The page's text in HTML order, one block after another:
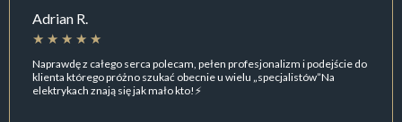
Adrian R.
Naprawdę z całego serca polecam, pełen profesjonalizm i podejście do
klienta którego próżno szukać obecnie u wielu „specjalistów”Na
elektrykach znają się jak mało kto!⚡️